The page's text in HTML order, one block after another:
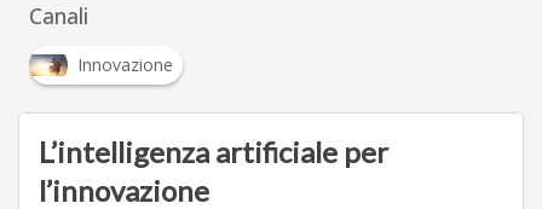
Canali
Innovazione
L’intelligenza artificiale per
l’innovazione